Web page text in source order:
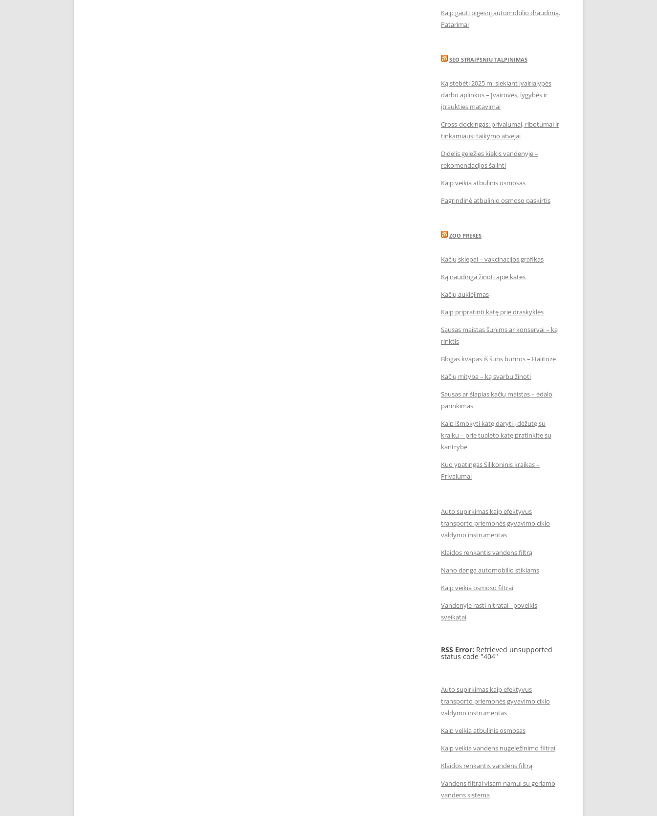
Kaip gauti pigesnį automobilio draudimą.
Patarimai
SEO STRAIPSNIU TALPINIMAS
Ką stebėti 2025 m. siekiant įvairialypės
darbo aplinkos – Įvairovės, lygybės ir
įtraukties matavimai
Cross-dockingas: privalumai, ribotumai ir
tinkamiausi taikymo atvejai
Didelis geležies kiekis vandenyje –
rekomendacijos šalinti
Kaip veikia atbulinis osmosas
Pagrindinė atbulinio osmoso paskirtis
ZOO PREKES
Kačių skiepai – vakcinacijos grafikas
Ką naudinga žinoti apie kates
Kačių auklėjimas
Kaip pripratinti katę prie draskyklės
Sausas maistas šunims ar konservai – ką
rinktis
Blogas kvapas iš šuns burnos – Halitozė
Kačių mityba – ką svarbu žinoti
Sausas ar šlapias kačių maistas – ėdalo
parinkimas
Kaip išmokyti katę daryti į dėžutę su
kraiku – prie tualeto katę pratinkite su
kantrybe
Kuo ypatingas Silikoninis kraikas –
Privalumai
Auto supirkimas kaip efektyvus
transporto priemonės gyvavimo ciklo
valdymo instrumentas
Klaidos renkantis vandens filtrą
Nano danga automobilio stiklams
Kaip veikia osmoso filtrai
Vandenyje rasti nitratai - poveikis
sveikatai
RSS Error: Retrieved unsupported
status code "404"
Auto supirkimas kaip efektyvus
transporto priemonės gyvavimo ciklo
valdymo instrumentas
Kaip veikia atbulinis osmosas
Kaip veikia vandens nugeležinimo filtrai
Klaidos renkantis vandens filtrą
Vandens filtrai visam namui su geriamo
vandens sistema